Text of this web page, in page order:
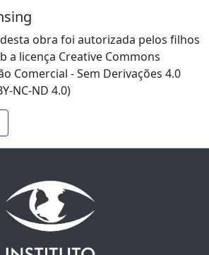
obra foi autorizada pelos filhos
a licença Creative Commons
Comercial - Sem Derivações 4.0
NC-ND 4.0)